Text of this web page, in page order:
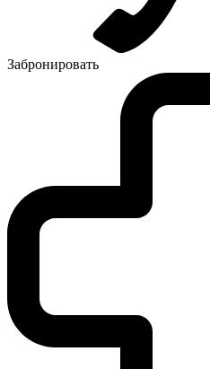
Забронировать